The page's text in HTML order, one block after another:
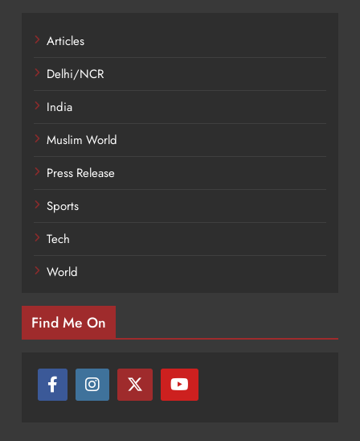
Articles
Delhi/NCR
India
Muslim World
Press Release
Sports
Tech
World
Find Me On